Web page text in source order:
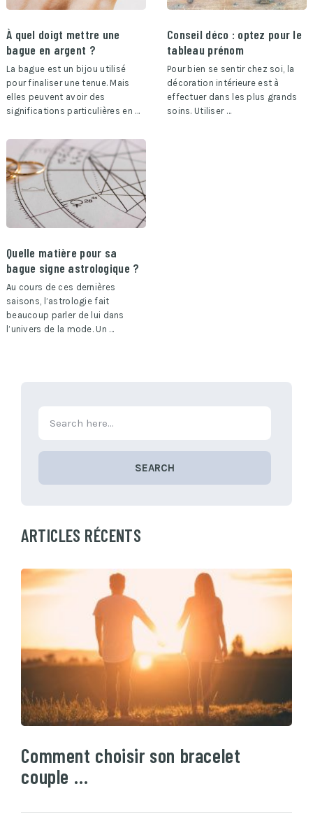
À quel doigt mettre une
bague en argent ?
La bague est un bijou utilisé
pour finaliser une tenue. Mais
elles peuvent avoir des
significations particulières en …
Conseil déco : optez pour le
tableau prénom
Pour bien se sentir chez soi, la
décoration intérieure est à
effectuer dans les plus grands
soins. Utiliser …
Quelle matière pour sa
bague signe astrologique ?
Au cours de ces dernières
saisons, l’astrologie fait
beaucoup parler de lui dans
l’univers de la mode. Un …
SEARCH
ARTICLES RÉCENTS
Comment choisir son bracelet
couple …